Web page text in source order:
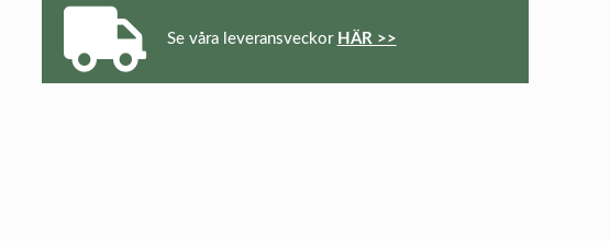
Se våra leveransveckor HÄR >>